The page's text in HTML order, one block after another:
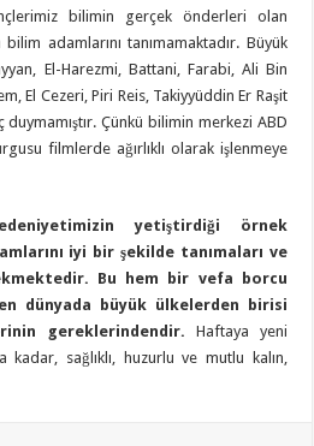
bilimin gerçek önderleri olan
adamlarını tanımamaktadır. Büyük
El-Harezmi, Battani, Farabi, Ali Bin
El Cezeri, Piri Reis, Takiyyüddin Er Raşit
Çünkü bilimin merkezi ABD
filmlerde ağırlıklı olarak işlenmeye
yetiştirdiği örnek
iyi bir şekilde tanımaları ve
Bu hem bir vefa borcu
dünyada büyük ülkelerden birisi
gereklerindendir. Haftaya yeni
sağlıklı, huzurlu ve mutlu kalın,